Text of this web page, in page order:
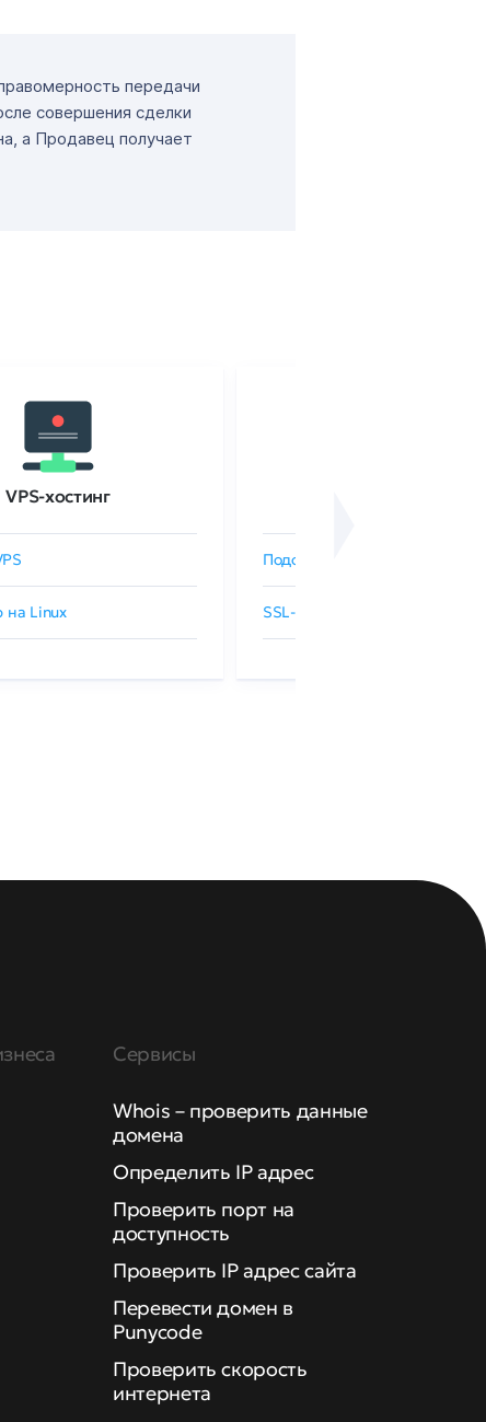
передачи
совершения сделки
а Продавец получает
VPS-хостинг
на Linux
Подобрать SSL-сертификат
SSL-сертификаты GlobalSign
Сервисы
Whois – проверить данные
домена
Определить IP адрес
Проверить порт на
доступность
Проверить IP адрес сайта
Перевести домен в
Punycode
Проверить скорость
интернета